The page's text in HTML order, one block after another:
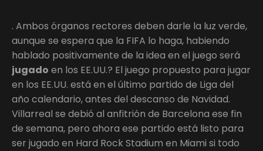
. Ambos órganos rectores deben darle la luz verde,
aunque se espera que la FIFA lo haga, habiendo
hablado positivamente de la idea en el juego será
jugado en los EE.UU.? El juego propuesto para jugar
en los EE.UU. está en el último partido de Liga del
año calendario, antes del descanso de Navidad.
Villarreal se debió al anfitrión de Barcelona ese fin
de semana, pero ahora ese partido está listo para
ser jugado en Hard Rock Stadium en Miami si todo